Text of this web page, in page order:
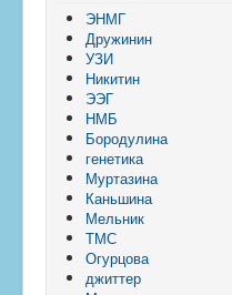
ЭНМГ
Дружинин
УЗИ
Никитин
ЭЭГ
НМБ
Бородулина
генетика
Муртазина
Каньшина
Мельник
ТМС
Огурцова
джиттер